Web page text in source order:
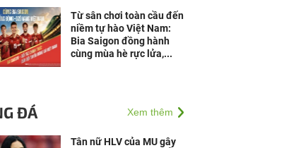
Từ sân chơi toàn cầu đến
niềm tự hào Việt Nam:
Bia Saigon đồng hành
cùng mùa hè rực lửa,...
ĐÁ Xem thêm
Tân nữ HLV của MU gây